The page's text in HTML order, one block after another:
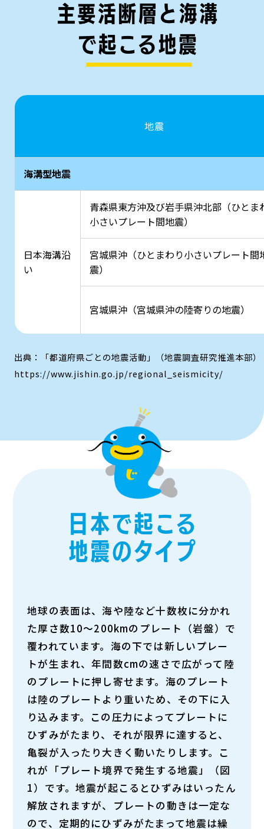
地震
海溝型地震
日本海溝沿
い
青森県東方沖及び岩手県沖北部（ひとま
小さいプレート間地震）
宮城県沖（ひとまわり小さいプレート間
震）
宮城県沖（宮城県沖の陸寄りの地震）
出典：「都道府県ごとの地震活動」（地震調査研究推進本部）
https://www.jishin.go.jp/regional_seismicity/
地球の表面は、海や陸など十数枚に分かれ
た厚さ数10〜200kmのプレート（岩盤）で
覆われています。海の下では新しいプレー
トが生まれ、年間数cmの速さで広がって陸
のプレートに押し寄せます。海のプレート
は陸のプレートより重いため、その下に入
り込みます。この圧力によってプレートに
ひずみがたまり、それが限界に達すると、
亀裂が入ったり大きく動いたりします。こ
れが「プレート境界で発生する地震」（図
1）です。地震が起こるとひずみはいったん
解放されますが、プレートの動きは一定な
ので、定期的にひずみがたまって地震は繰